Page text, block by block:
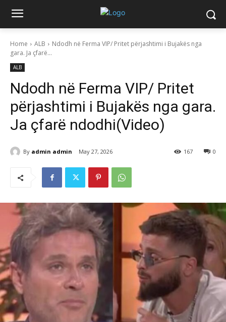
Home ALB
Ndodh në Ferma VIP/ Pritet përjashtimi i Bujakës nga
gara. Ja çfarë...
ALB
Ndodh në Ferma VIP/ Pritet
përjashtimi i Bujakës nga gara.
Ja çfarë ndodhi(Video)
By admin admin May 27, 2026 0
167